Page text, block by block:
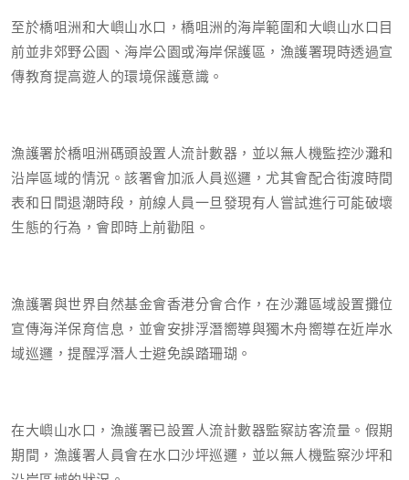
至於橋咀洲和大嶼山水口，橋咀洲的海岸範圍和大嶼山水口目
前並非郊野公園、海岸公園或海岸保護區，漁護署現時透過宣
傳教育提高遊人的環境保護意識。
漁護署於橋咀洲碼頭設置人流計數器，並以無人機監控沙灘和
沿岸區域的情況。該署會加派人員巡邏，尤其會配合街渡時間
表和日間退潮時段，前線人員一旦發現有人嘗試進行可能破壞
生態的行為，會即時上前勸阻。
漁護署與世界自然基金會香港分會合作，在沙灘區域設置攤位
宣傳海洋保育信息，並會安排浮潛嚮導與獨木舟嚮導在近岸水
域巡邏，提醒浮潛人士避免誤踏珊瑚。
在大嶼山水口，漁護署已設置人流計數器監察訪客流量。假期
期間，漁護署人員會在水口沙坪巡邏，並以無人機監察沙坪和